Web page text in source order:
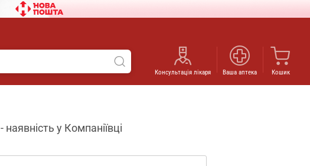
Консультація лікаря Ваша аптека Кошик
у Компаніївці